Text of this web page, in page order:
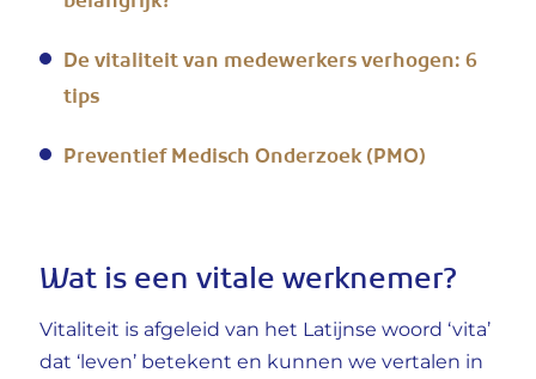
De vitaliteit van medewerkers verhogen: 6
tips
Preventief Medisch Onderzoek (PMO)
Wat is een vitale werknemer?
Vitaliteit is afgeleid van het Latijnse woord ‘vita’
dat ‘leven’ betekent en kunnen we vertalen in